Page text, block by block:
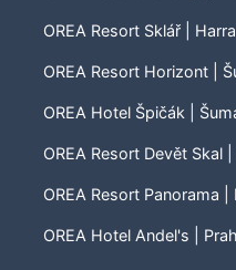
OREA Resort Sklář |
OREA Resort Horizont |
OREA Hotel Špičák |
OREA Resort Devět Skal
OREA Resort Panorama
OREA Hotel Andel's |